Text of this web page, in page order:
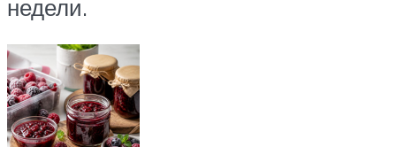
недели.